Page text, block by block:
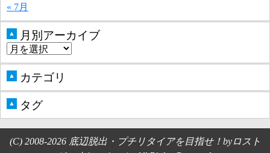
« 7月
▲ 月別アーカイブ
▲ カテゴリ
▲ タグ
(C) 2008-2026 底辺脱出・プチリタイアを目指せ！byロスト